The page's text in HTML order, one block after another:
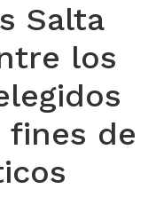
Salta
los
fines de